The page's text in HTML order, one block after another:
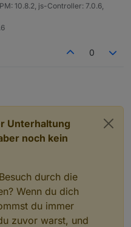
10.8.2, js-Controller: 7.0.6,
0
Unterhaltung
noch kein
durch die
Wenn du dich
du immer
zuvor warst, und